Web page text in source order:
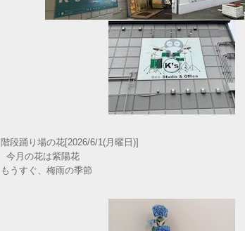
階段踊り場の花[2026/6/1(月曜日)]
今月の花は紫陽花
もうすぐ、梅雨の季節